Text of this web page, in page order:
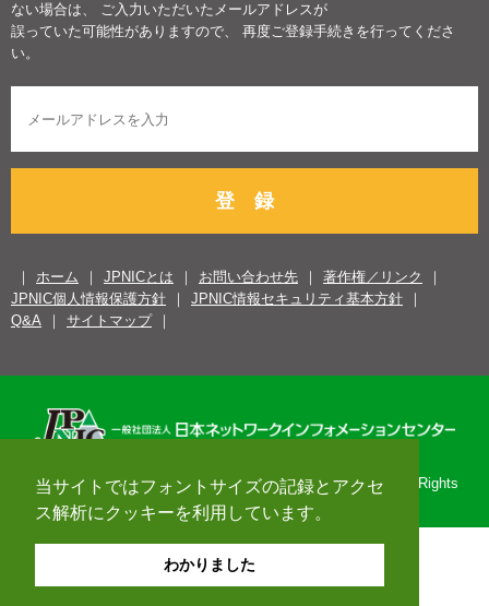
当サイトではフォントサイズの記録とアクセ
ス解析にクッキーを利用しています。
わかりました
ない場合は、 ご入力いただいたメールアドレスが
誤っていた可能性がありますので、 再度ご登録手続きを行ってくださ
い。
登 録
ホーム JPNICとは お問い合わせ先
著作権／リンク
JPNIC個人情報保護方針
JPNIC情報セキュリティ基本方針
Q&A
サイトマップ
Copyright© 1996-2026 Japan Network Information Center. All Rights
Reserved.